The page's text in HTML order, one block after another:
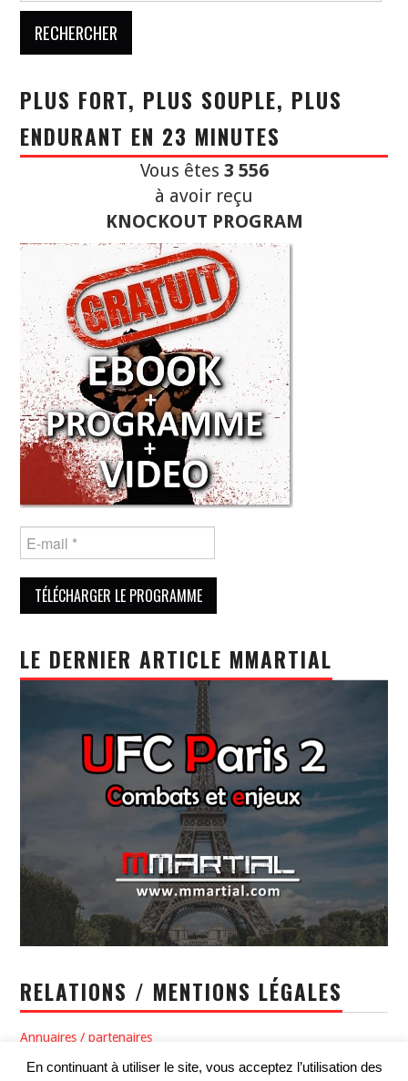
PLUS FORT, PLUS SOUPLE, PLUS
ENDURANT EN 23 MINUTES
Vous êtes 3 556
à avoir reçu
KNOCKOUT PROGRAM
LE DERNIER ARTICLE MMARTIAL
RELATIONS / MENTIONS LÉGALES
Annuaires / partenaires
Politique de confidentialité / Conditions générales d’utilisation
En continuant à utiliser le site, vous acceptez l’utilisation des